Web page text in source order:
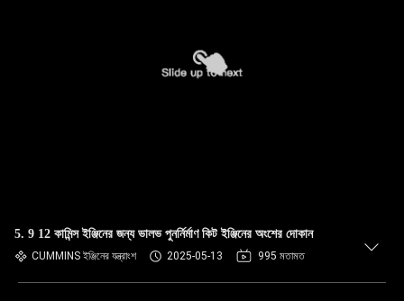
5. 9 12 কামিন্স ইঞ্জিনের জন্য ভালভ পুনর্নির্মাণ কিট ইঞ্জিনের অংশের দোকান
CUMMINS ইঞ্জিনের যন্ত্রাংশ 2025-05-13 995 মতামত